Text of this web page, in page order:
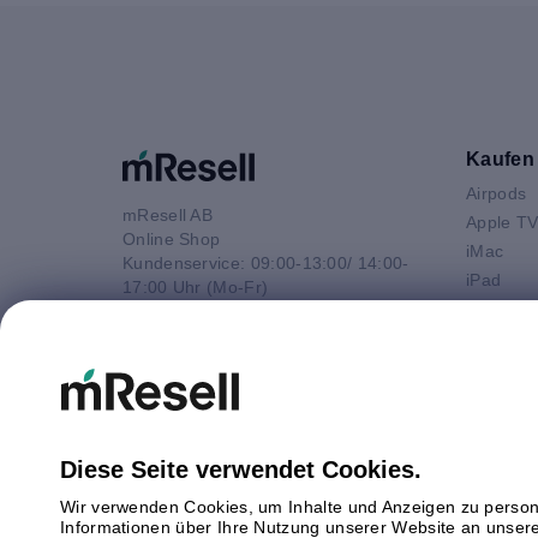
mResell AB
Online Shop
Kundenservice: 09:00-13:00/ 14:00-
17:00 Uhr (Mo-Fr)
info@mresell.de
Kaufen
Airpods
Apple TV
iMac
iPad
Watch
Diese Seite verwendet Cookies.
Wir verwenden Cookies, um Inhalte und Anzeigen zu
Informationen über Ihre Nutzung unserer Website an